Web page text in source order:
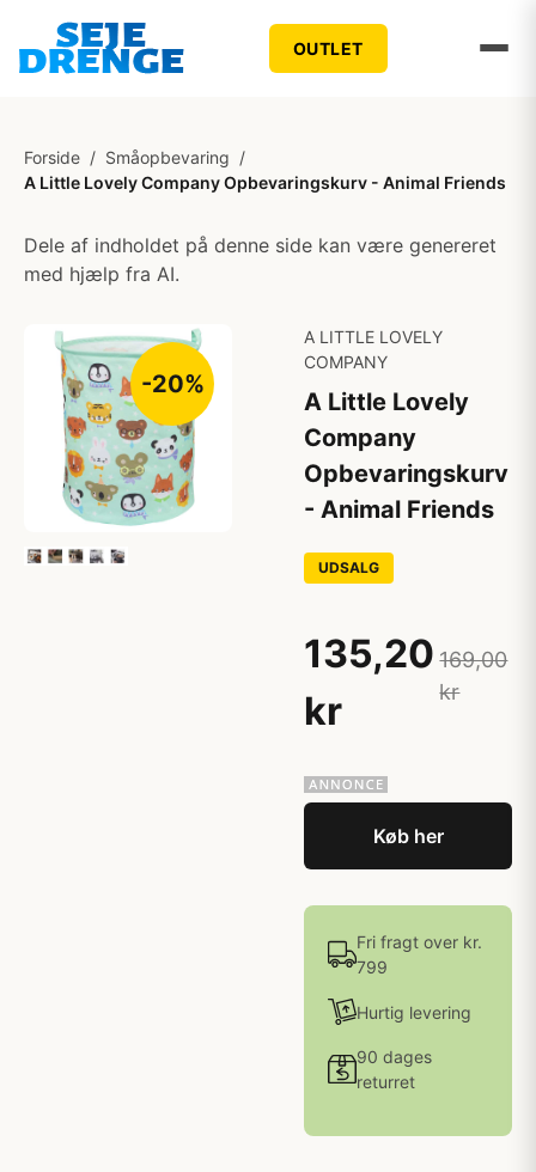
OUTLET
Forside / Småopbevaring /
A Little Lovely Company Opbevaringskurv - Animal Friends
Dele af indholdet på denne side kan være genereret
med hjælp fra AI.
-20%
A LITTLE LOVELY
COMPANY
A Little Lovely
Company
Opbevaringskurv
- Animal Friends
UDSALG
135,20
kr
169,00
kr
Køb her
Fri fragt over kr.
799
Hurtig levering
90 dages
returret